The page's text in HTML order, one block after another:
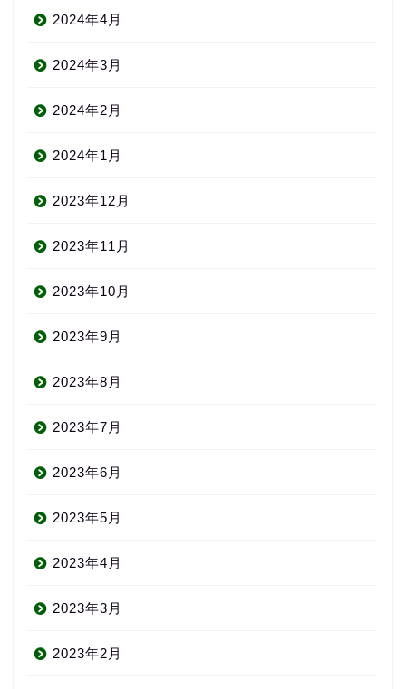
2024年4月
2024年3月
2024年2月
2024年1月
2023年12月
2023年11月
2023年10月
2023年9月
2023年8月
2023年7月
2023年6月
2023年5月
2023年4月
2023年3月
2023年2月